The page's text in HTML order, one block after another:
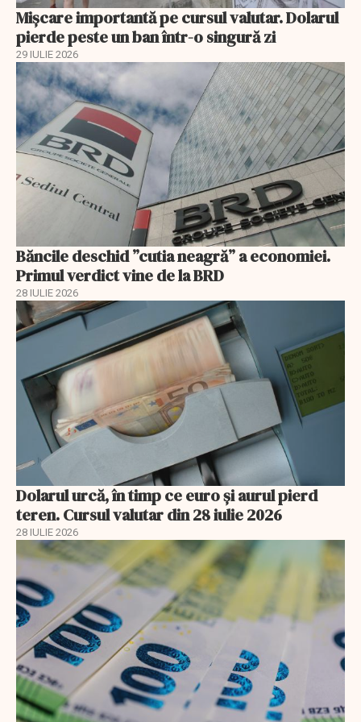
Mișcare importantă pe cursul valutar. Dolarul
pierde peste un ban într-o singură zi
29 IULIE 2026
Băncile deschid ”cutia neagră” a economiei.
Primul verdict vine de la BRD
28 IULIE 2026
Dolarul urcă, în timp ce euro și aurul pierd
teren. Cursul valutar din 28 iulie 2026
28 IULIE 2026